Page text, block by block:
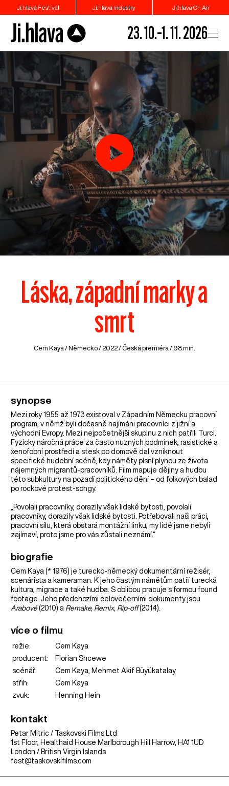
Ji.hlava Festival Ji.hlava Industry Ji.hlava On Air
23. 10.–1. 11. 2026
Láska, západní marky a
smrt
Cem Kaya / Německo/ 2022 / Česká premiéra / 98 min.
synopse
Mezi roky 1955 až 1973 existoval v Západním Německu pracovní
program, v němž byli dočasně najímáni pracovníci z jižní a
východní Evropy. Mezi nejpočetnější skupinu z nich patřili Turci.
Fyzicky náročná práce za často nuzných podmínek, rasistické a
xenofobní prostředí a stesk po domově dal vzniknout
specifické hudební scéně, kdy náměty písní plynou ze života
nájemných migrantů-pracovníků. Film mapuje dějiny a hudbu
této subkultury na pozadí politického dění – od folkových balad
po rockové protest-songy.
„Povolali pracovníky, dorazily však lidské bytosti, povolali
pracovníky, dorazily však lidské bytosti. Potřebovali naši práci,
pracovní sílu, která obstará montážní linku, my lidé jsme nebyli
zajímaví, proto jsme pro vás zůstali neznámí.“
biografie
Cem Kaya (* 1976) je turecko-německý dokumentární režisér,
scenárista a kameraman. K jeho častým námětům patří turecká
kultura, migrace a také hudba. S oblibou pracuje s formou found
footage. Jeho předchozími celovečerními dokumenty jsou
Arabové(2010) a Remake, Remix, Rip-off(2014).
více o filmu
režie:
Cem Kaya
producent:
Florian Shcewe
scénář:
Cem Kaya, Mehmet Akif Büyükatalay
střih:
Cem Kaya
zvuk:
Henning Hein
kontakt
Petar Mitric / Taskovski Films Ltd
1st Floor, Healthaid House Marlborough Hill Harrow, HA1 1UD
London / British Virgin Islands
fest@taskovskifilms.com